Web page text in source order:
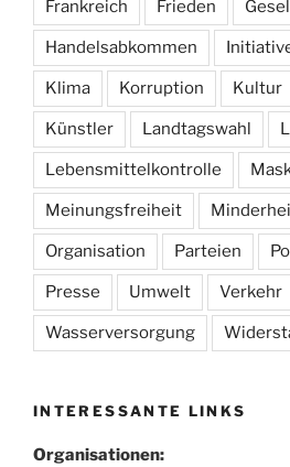
Frankreich Frieden
Handelsabkommen
Klima Korruption Kultur
Künstler Landtagswahl
Lebensmittelkontrolle
Meinungsfreiheit
Organisation Parteien
Presse Umwelt Verkehr
Wasserversorgung
INTERESSANTE LINKS
Organisationen: